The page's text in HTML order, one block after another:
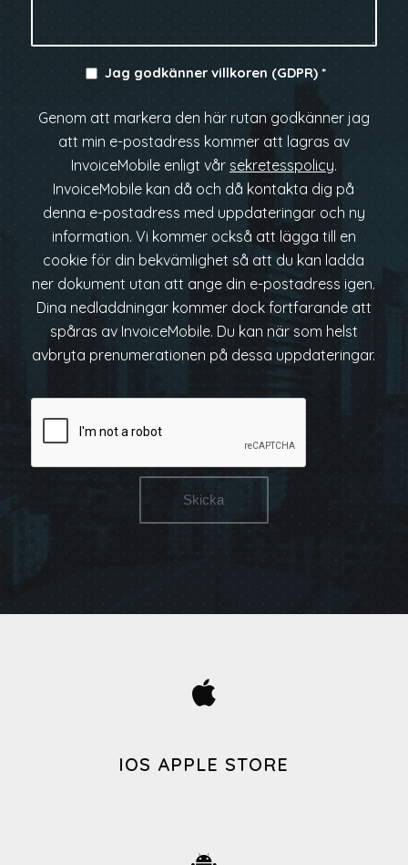
Jag godkänner villkoren (GDPR) *
Genom att markera den här rutan godkänner jag
att min e-postadress kommer att lagras av
InvoiceMobile enligt vår sekretesspolicy.
InvoiceMobile kan då och då kontakta dig på
denna e-postadress med uppdateringar och ny
information. Vi kommer också att lägga till en
cookie för din bekvämlighet så att du kan ladda
ner dokument utan att ange din e-postadress igen.
Dina nedladdningar kommer dock fortfarande att
spåras av InvoiceMobile. Du kan när som helst
avbryta prenumerationen på dessa uppdateringar.
IOS APPLE STORE